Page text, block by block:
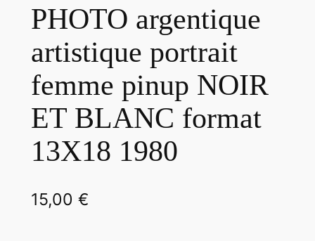
PHOTO argentique
artistique portrait
femme pinup NOIR
ET BLANC format
13X18 1980
15,00 €